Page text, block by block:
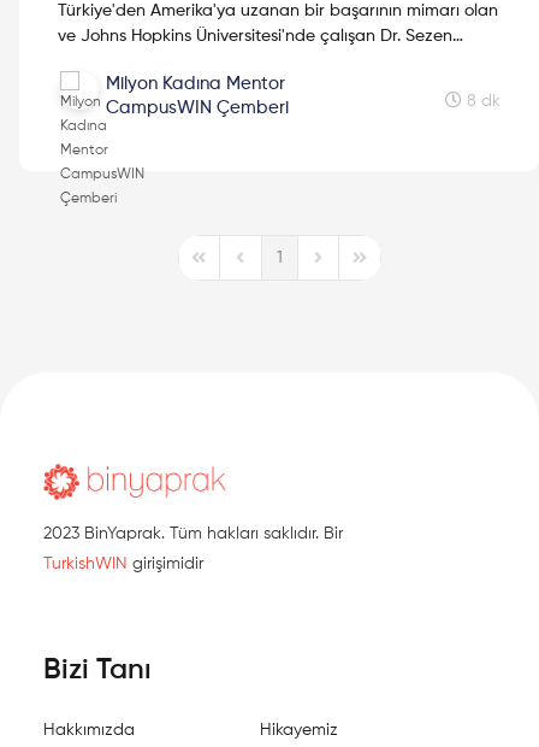
Türkiye'den Amerika'ya uzanan bir başarının mimarı olan
ve Johns Hopkins Üniversitesi'nde çalışan Dr. Sezen
yıllarına ilk başladığı günden bu yana yaşadığı serüveni
bizlerle paylaşan Karakuş, siz sevgili okurlarımıza da
Milyon Kadına Mentor
CampusWIN Çemberi
8 dk
First PagePrevious Page
1
Next PageLast Page
2023 BinYaprak. Tüm hakları saklıdır. Bir
TurkishWIN girişimidir
Bizi Tanı
Hakkımızda Hikayemiz